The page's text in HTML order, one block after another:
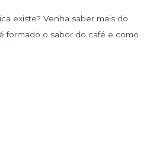
existe? Venha saber mais do
formado o sabor do café e como